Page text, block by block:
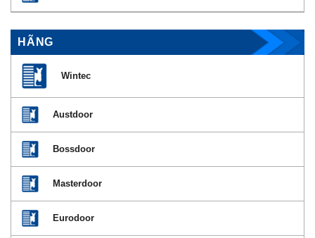
HÃNG
Wintec
Austdoor
Bossdoor
Masterdoor
Eurodoor